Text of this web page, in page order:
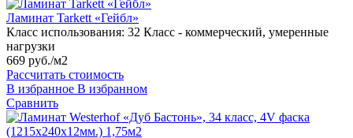
Ламинат Tarkett «Гейбл»
Класс использования: 32 Класс - коммерческий, умеренные
нагрузки
669 руб./м2
Рассчитать стоимость
В избранное В избранном
Сравнить